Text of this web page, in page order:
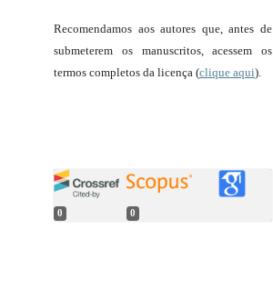
Recomendamos aos autores que, antes de
submeterem os manuscritos, acessem os
termos completos da licença (clique aqui).
0 0